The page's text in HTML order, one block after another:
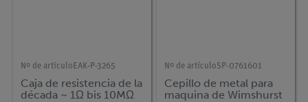
Nº de artículo EAK-P-3265
Caja de resistencia de la
década ~ 1Ω bis 10MΩ
Nº de artículoSP-0761601
Cepillo de metal para
maquina de Wimshurst